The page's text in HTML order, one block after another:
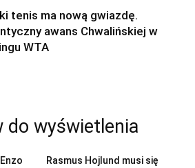
tenis ma nową gwiazdę.
awans Chwalińskiej w
WTA
do wyświetlenia
Rasmus Hojlund musi się